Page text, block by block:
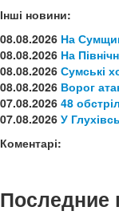
Інші новини:
08.08.2026 На
08.08.2026 На
08.08.2026 Сумські
08.08.2026 Ворог
07.08.2026 48
07.08.2026 У
Коментарі:
Последние